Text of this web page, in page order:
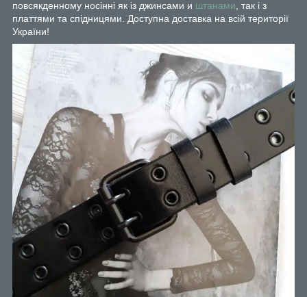
повсякденному носінні як із джинсами и штанами , так і з
платтями та спідницями. Доступна доставка на всій території
України!